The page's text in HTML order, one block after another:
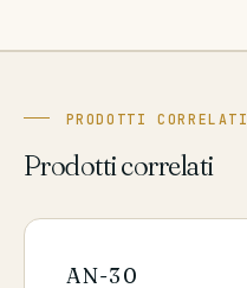
PRODOTTI CORRELATI
Prodotti correlati
AN-30